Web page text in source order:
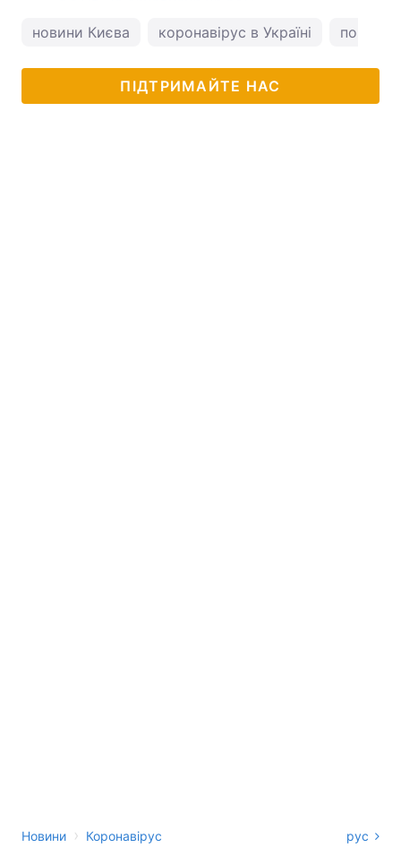
новини Києва коронавірус в Україні погода
ПІДТРИМАЙТЕ НАС
Новини › Коронавірус рус